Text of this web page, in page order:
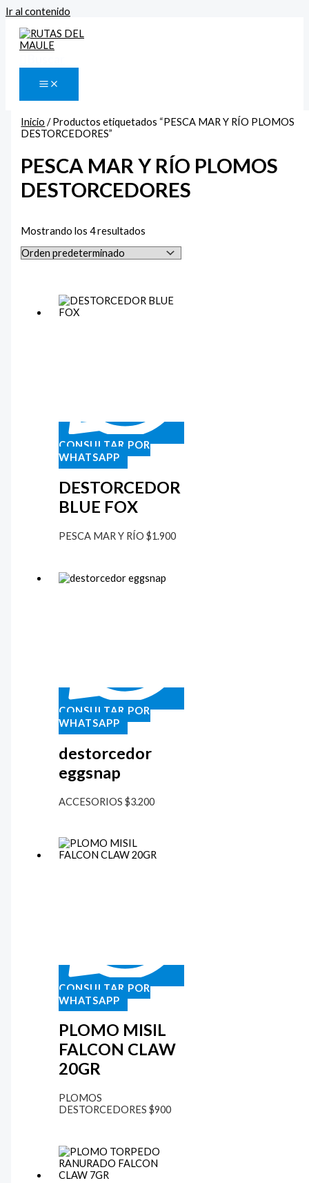
Ir al contenido
Inicio / Productos etiquetados “PESCA MAR Y RÍO PLOMOS
DESTORCEDORES”
PESCA MAR Y RÍO PLOMOS
DESTORCEDORES
Mostrando los 4 resultados
CONSULTAR POR
WHATSAPP
DESTORCEDOR
BLUE FOX
PESCA MAR Y RÍO$1.900
CONSULTAR POR
WHATSAPP
destorcedor
eggsnap
ACCESORIOS$3.200
CONSULTAR POR
WHATSAPP
PLOMO MISIL
FALCON CLAW
20GR
PLOMOS
DESTORCEDORES$900